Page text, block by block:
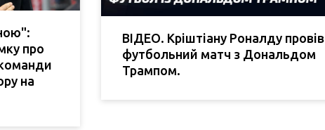
про
на
ВІДЕО. Кріштіану Роналду провів
футбольний матч з Дональдом
Трампом.